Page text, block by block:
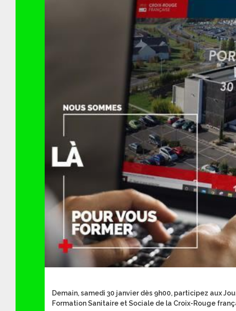
Demain, samedi 30 janvier dès 9h00, participez aux
Formation Sanitaire et Sociale de la Croix-Rouge